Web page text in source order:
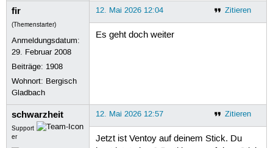
Attention:
You will install Ventoy to /dev/
delete /dev/sde1
Create partitions on /dev/sde by
fir
(Themenstarter)
Anmeldungsdatum:
29. Februar 2008
Beiträge: 1908
Wohnort: Bergisch
Gladbach
Zitieren
12. Mai 2026 12:04
Es geht doch weiter
schwarzheit
Support
er
Zitieren
12. Mai 2026 12:57
Jetzt ist Ventoy auf deinem Stick. Du